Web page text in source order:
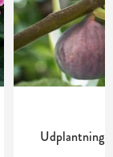
Udplantning